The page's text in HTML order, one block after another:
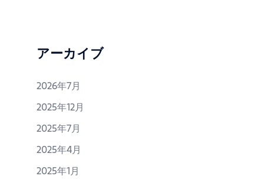
ー
シ
ン
アーカイブ
2026年7月
2025年12月
2025年7月
2025年4月
2025年1月